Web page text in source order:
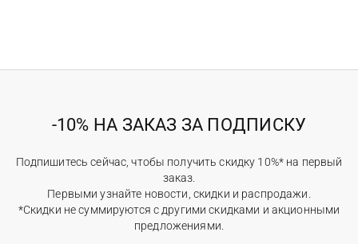
-10% НА ЗАКАЗ ЗА ПОДПИСКУ
Подпишитесь сейчас, чтобы получить скидку 10%* на первый
заказ.
Первыми узнайте новости, скидки и распродажи.
*Скидки не суммируются с другими скидками и акционными
предложениями.